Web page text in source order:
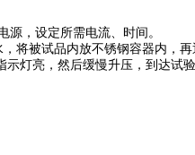
设定所需电流、时间。
将被试品内放不锈钢容器内，
灯亮，然后缓慢升压，到达